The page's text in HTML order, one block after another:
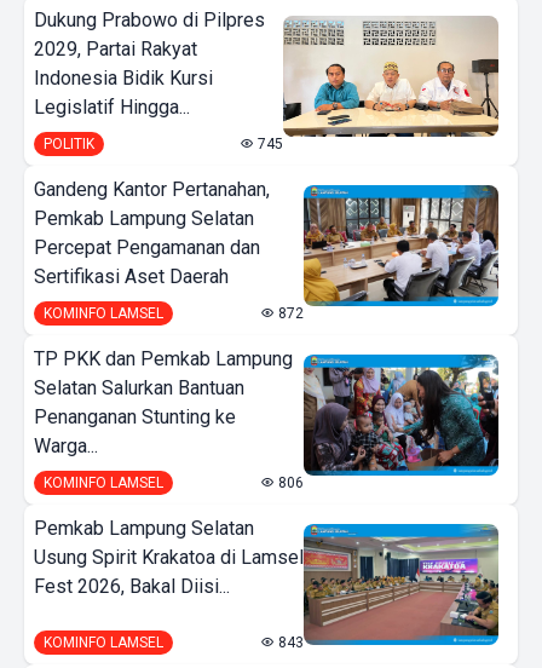
Dukung Prabowo di Pilpres
2029, Partai Rakyat
Indonesia Bidik Kursi
Legislatif Hingga...
POLITIK 745
Gandeng Kantor Pertanahan,
Pemkab Lampung Selatan
Percepat Pengamanan dan
Sertifikasi Aset Daerah
KOMINFO LAMSEL 872
TP PKK dan Pemkab Lampung
Selatan Salurkan Bantuan
Penanganan Stunting ke
Warga...
KOMINFO LAMSEL 806
Pemkab Lampung Selatan
Usung Spirit Krakatoa di Lamsel
Fest 2026, Bakal Diisi...
KOMINFO LAMSEL 843